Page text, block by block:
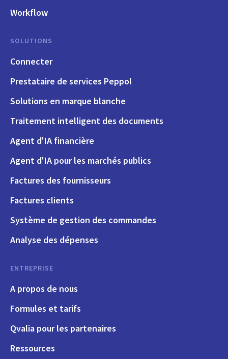
Workflow
SOLUTIONS
Connecter
Prestataire de services Peppol
Solutions en marque blanche
Traitement intelligent des documents
Agent d'IA financière
Agent d'IA pour les marchés publics
Factures des fournisseurs
Factures clients
Système de gestion des commandes
Analyse des dépenses
ENTREPRISE
A propos de nous
Formules et tarifs
Qvalia pour les partenaires
Ressources